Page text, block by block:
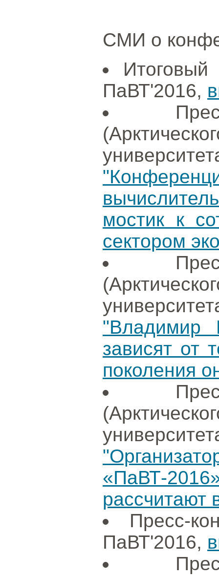
СМИ о
ПаВТ'2016,
мостик к
сектором
"Владимир
зависят от
поколения
«ПаВТ-
рассчитают
Пресс-
ПаВТ'2016,